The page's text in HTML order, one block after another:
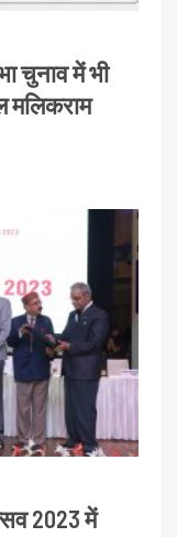
चुनाव में भी
मलिकराम
2023 में